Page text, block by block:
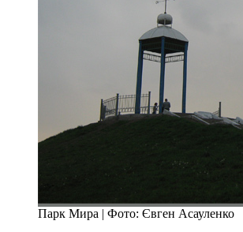
Парк Мира | Фото: Євген Асауленко